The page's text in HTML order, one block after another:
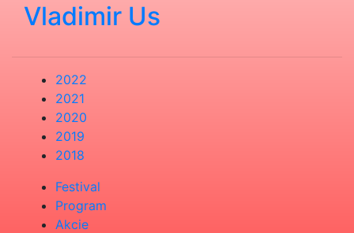
Vladimir Us
2022
2021
2020
2019
2018
Festival
Program
Akcie